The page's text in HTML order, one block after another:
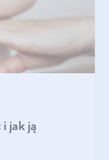
jak ją